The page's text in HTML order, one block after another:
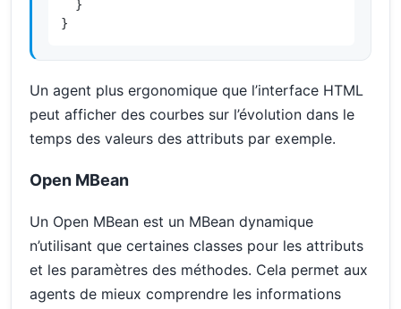
  }
}
Un agent plus ergonomique que l’interface HTML
peut afficher des courbes sur l’évolution dans le
temps des valeurs des attributs par exemple.
Open MBean
Un Open MBean est un MBean dynamique
n’utilisant que certaines classes pour les attributs
et les paramètres des méthodes. Cela permet aux
agents de mieux comprendre les informations